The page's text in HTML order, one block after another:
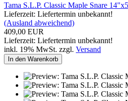
Tama S.L.P. Classic Maple Snare
Lieferzeit: Liefertermin unbekannt!
(Ausland abweichend)
409,00 EUR
Lieferzeit: Liefertermin unbekannt!
inkl. 19% MwSt. zzgl. Versand
In den Warenkorb